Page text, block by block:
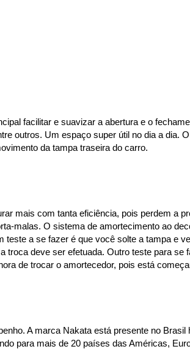
facilitar e suavizar a abertura e o
outros. Um espaço super útil no dia a dia.
da tampa traseira do carro.
mais com tanta eficiência, pois perdem a
malas. O sistema de amortecimento ao
a se fazer é que você solte a tampa e
deve ser efetuada. Outro teste para se
de trocar o amortecedor, pois está
A marca Nakata está presente no
para mais de 20 países das Américas,